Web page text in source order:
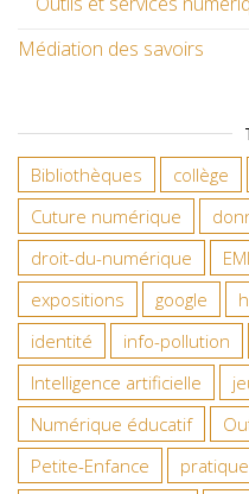
Médiation des savoirs
Bibliothèques collège
Cuture numérique
droit-du-numérique
EMI
expositions
google
identité
info-pollution
Intelligence artificielle
Numérique éducatif
Petite-Enfance